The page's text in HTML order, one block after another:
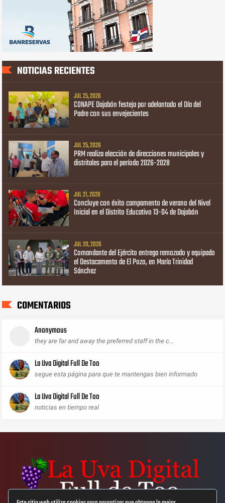
NOTICIAS RECIENTES
JUL 25, 2026
CONAPE Dajabón festeja por adelantado el Día del
Padre con sus envejecientes
JUL 25, 2026
PRM realiza elección de direcciones municipales y
distritales para el período 2026-2028
JUL 21, 2026
Concluye con éxito campamento de verano del Nivel
Inicial en el Distrito Educativo 13-04 de Dajabón
JUL 20, 2026
Comandante del Ejército entrega remozado y equipado
el Destacamento de El Pozo, en María Trinidad
Sánchez
COMENTARIOS
Anonymous
they are far and away the preferred staff in the c...
La Uva Digital Full De Too
segue esta página para que te mantengas bien informado
La Uva Digital Full De Too
noticias en tiempo real